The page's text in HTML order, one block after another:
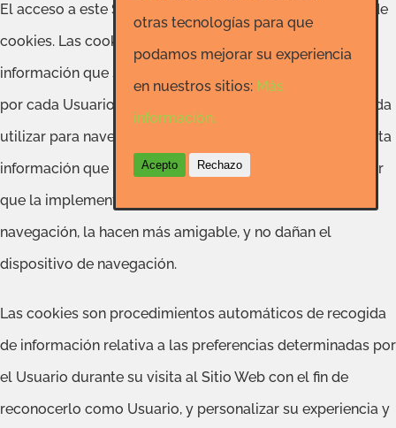
El acceso a este Sitio Web puede implicar la utilización de
cookies. Las cookies son pequeñas cantidades de
información que se almacenan en el navegador utilizado
por cada Usuario —en los distintos dispositivos que pueda
utilizar para navegar— para que el servidor recuerde cierta
información que posteriormente y únicamente el servidor
que la implementó leerá. Las cookies facilitan la
navegación, la hacen más amigable, y no dañan el
dispositivo de navegación.
Las cookies son procedimientos automáticos de recogida
de información relativa a las preferencias determinadas por
el Usuario durante su visita al Sitio Web con el fin de
reconocerlo como Usuario, y personalizar su experiencia y
otras tecnologías para que
podamos mejorar su experiencia
en nuestros sitios: Más
información.
Acepto Rechazo